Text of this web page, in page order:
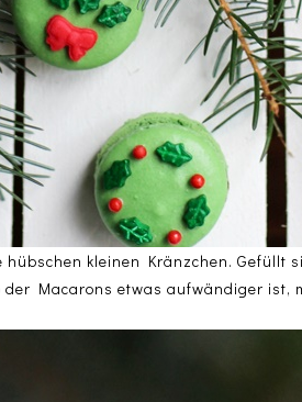
kleinen Kränzchen. Gefüllt
Macarons etwas aufwändiger ist,